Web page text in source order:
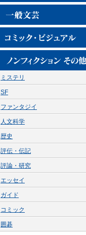
ミステリ
SF
ファンタジイ
人文科学
歴史
評伝・伝記
評論・研究
エッセイ
ガイド
コミック
囲碁